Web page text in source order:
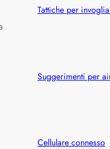
Tattiche per
Suggerimenti per
Cellulare connesso